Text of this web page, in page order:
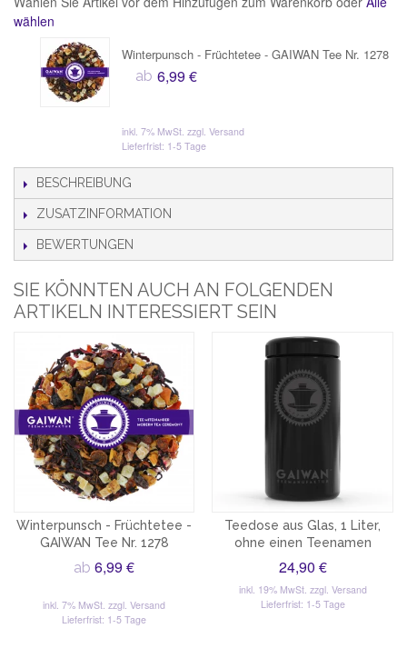
wählen
Winterpunsch - Früchtetee - GAIWAN Tee Nr. 1278
ab 6,99 €
inkl. 7% MwSt. zzgl. Versand
Lieferfrist: 1-5 Tage
BESCHREIBUNG
ZUSATZINFORMATION
BEWERTUNGEN
SIE KÖNNTEN AUCH AN FOLGENDEN
ARTIKELN INTERESSIERT SEIN
Winterpunsch - Früchtetee -
GAIWAN Tee Nr. 1278
ab6,99 €
inkl. 7% MwSt.zzgl. Versand
Lieferfrist: 1-5 Tage
Teedose aus Glas, 1 Liter,
ohne einen Teenamen
24,90 €
inkl. 19% MwSt. zzgl. Versand
Lieferfrist: 1-5 Tage